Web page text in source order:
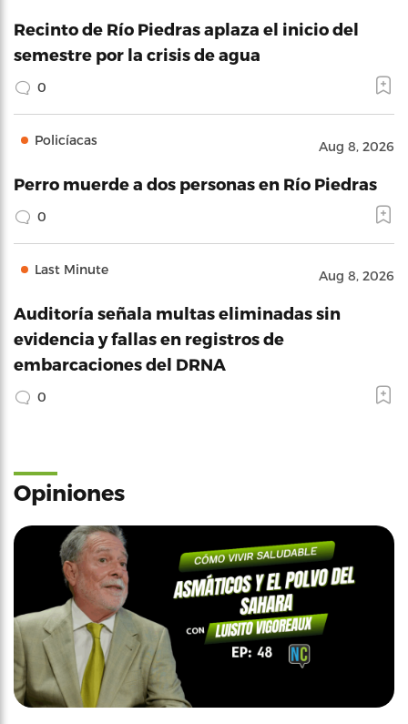
Recinto de Río Piedras aplaza el inicio del
semestre por la crisis de agua
0
Policíacas Aug 8, 2026
Perro muerde a dos personas en Río Piedras
0
Last Minute Aug 8, 2026
Auditoría señala multas eliminadas sin
evidencia y fallas en registros de
embarcaciones del DRNA
0
Opiniones